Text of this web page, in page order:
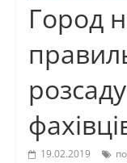
Город
19.02.2019